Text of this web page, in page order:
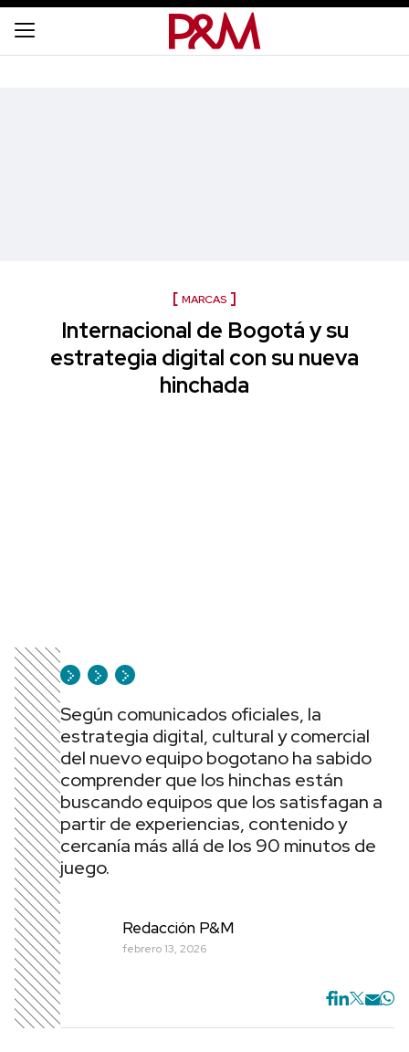
MARCAS
Internacional de Bogotá y su
estrategia digital con su nueva
hinchada
Según comunicados oficiales, la
estrategia digital, cultural y comercial
del nuevo equipo bogotano ha sabido
comprender que los hinchas están
buscando equipos que los satisfagan a
partir de experiencias, contenido y
cercanía más allá de los 90 minutos de
juego.
Redacción P&M
febrero 13, 2026